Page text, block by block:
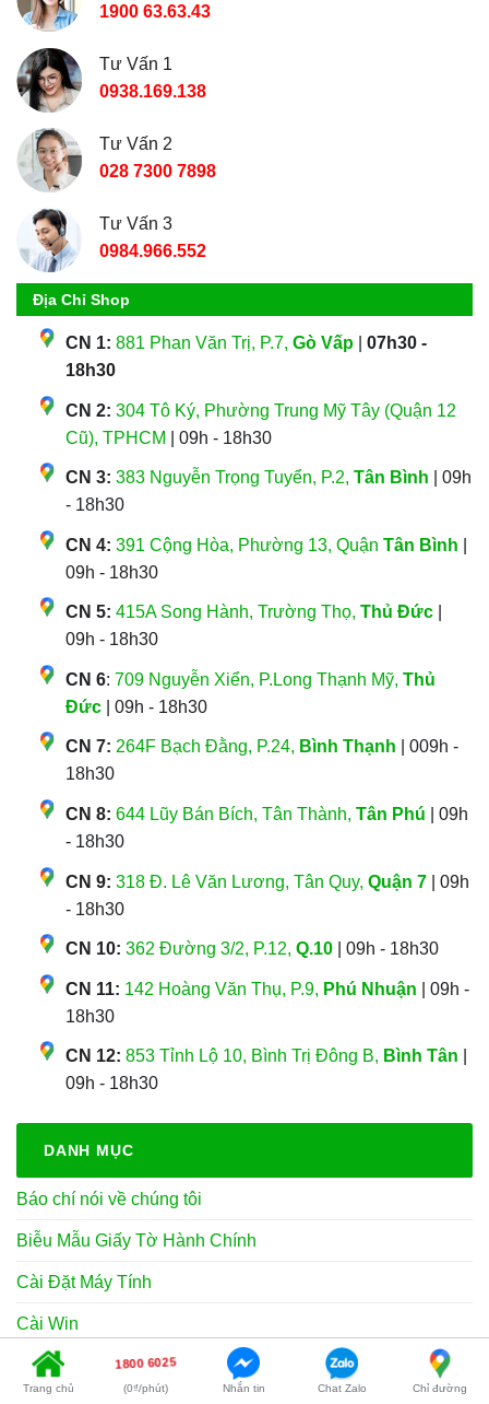
1900 63.63.43
Tư Vấn 1
0938.169.138
Tư Vấn 2
028 7300 7898
Tư Vấn 3
0984.966.552
Địa Chỉ Shop
CN 1: 881 Phan Văn Trị, P.7, Gò Vấp
07h30 -
18h30
CN 2: 304 Tô Ký, Phường Trung Mỹ Tây (Quận 12
Cũ), TPHCM
| 09h - 18h30
CN 3: 383 Nguyễn Trọng Tuyển, P.2, Tân Bình | 09h
- 18h30
CN 4: 391 Cộng Hòa, Phường 13, Quận Tân Bình
09h - 18h30
CN 5: 415A Song Hành, Trường Thọ, Thủ Đức
09h - 18h30
CN 6: 709 Nguyễn Xiển, P.Long Thạnh Mỹ, Thủ
Đức | 09h - 18h30
CN 7: 264F Bạch Đằng, P.24, Bình Thạnh | 009h -
18h30
CN 8: 644 Lũy Bán Bích, Tân Thành, Tân Phú | 09h
- 18h30
CN 9: 318 Đ. Lê Văn Lương, Tân Quy, Quận 7 | 09h
- 18h30
CN 10: 362 Đường 3/2, P.12, Q.10 | 09h - 18h30
CN 11: 142 Hoàng Văn Thụ, P.9, Phú Nhuận | 09h -
18h30
CN 12: 853 Tỉnh Lộ 10, Bình Trị Đông B, Bình Tân
09h - 18h30
DANH MỤC
Báo chí nói về chúng tôi
Biễu Mẫu Giấy Tờ Hành Chính
Cài Đặt Máy Tính
Cài Win
Chưa phân loại
Trang chủ
1800 6025
(0₫/phút) Nhắn tin Chat Zalo Chỉ đường